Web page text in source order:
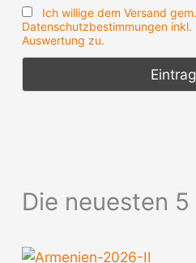
Ich willige dem Versand
Datenschutzbestimmungen
Auswertung zu.
Die neuesten